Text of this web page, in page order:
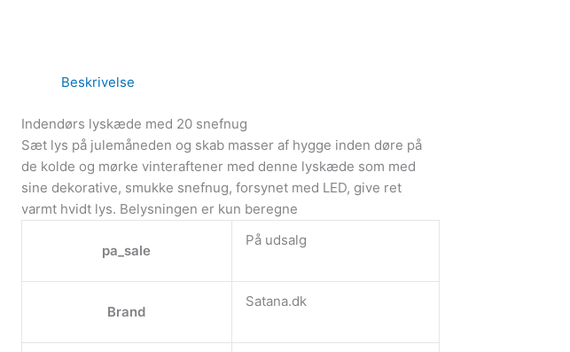
Beskrivelse
Indendørs lyskæde med 20 snefnug
Sæt lys på julemåneden og skab masser af hygge inden døre på
de kolde og mørke vinteraftener med denne lyskæde som med
sine dekorative, smukke snefnug, forsynet med LED, give ret
varmt hvidt lys. Belysningen er kun beregne
pa_sale
På udsalg
Brand
Satana.dk